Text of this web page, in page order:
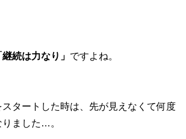
継続は力なり」 ですよね。
タートした時は、先が見えなくて何度
ました…。